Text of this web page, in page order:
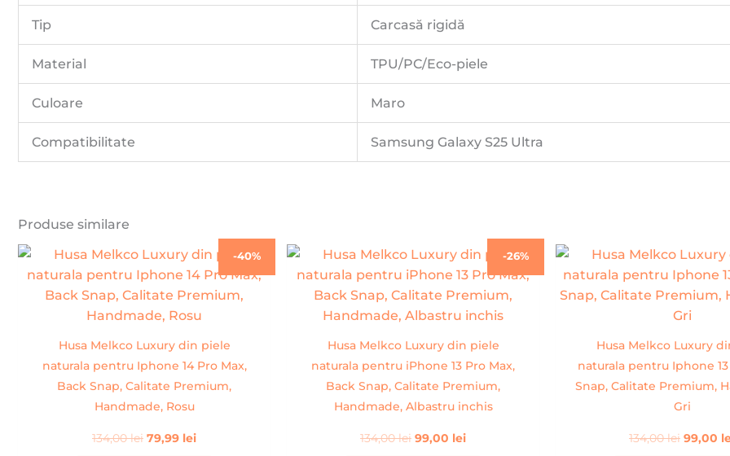
Tip Carcasă rigidă
Material TPU/PC/Eco-piele
Culoare Maro
Compatibilitate Samsung Galaxy S25 Ultra
Produse similare
-40%
Husa Melkco Luxury din piele
naturala pentru Iphone 14 Pro Max,
Back Snap, Calitate Premium,
Handmade, Rosu
134,00lei
Prețul
a
fost:
134,00 lei.
79,99 lei
Prețul
curent
este:
79,99 lei.
-26%
Husa Melkco Luxury din piele
naturala pentru iPhone 13 Pro Max,
Back Snap, Calitate Premium,
Handmade, Albastru inchis
134,00lei
Prețul
a
fost:
134,00 lei.
99,00 lei
Prețul
curent
este:
99,00 lei.
Husa Melkco Luxury
naturala pentru Iphone
Snap, Calitate Premium,
Gri
134,00lei
Prețul
a
fost:
134,00
99,00